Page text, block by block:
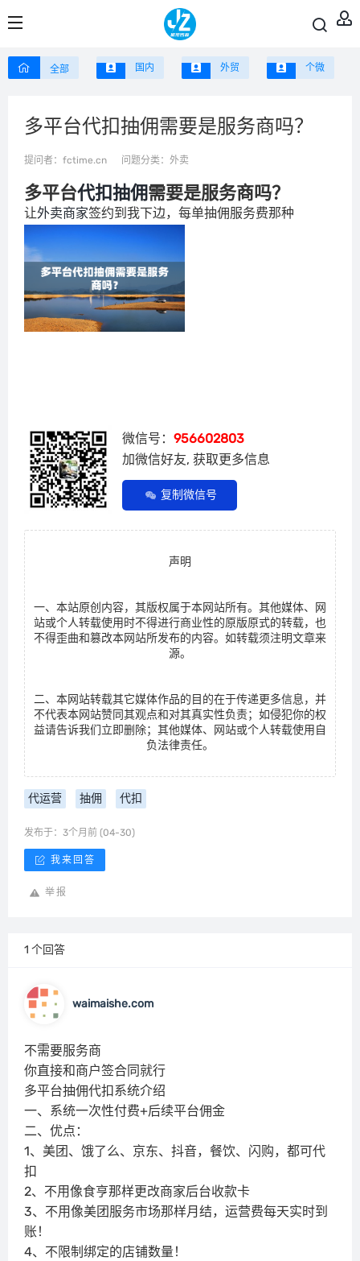
全部 国内 外贸 个微
多平台代扣抽佣需要是服务商吗？
提问者： fctime.cn 问题分类： 外卖
多平台代扣抽佣需要是服务商吗？
让外卖商家签约到我下边，每单抽佣服务费那种
微信号： 956602803
加微信好友, 获取更多信息
复制微信号
声明
一、本站原创内容，其版权属于本网站所有。其他媒体、网
站或个人转载使用时不得进行商业性的原版原式的转载，也
不得歪曲和篡改本网站所发布的内容。如转载须注明文章来
源。
二、本网站转载其它媒体作品的目的在于传递更多信息，并
不代表本网站赞同其观点和对其真实性负责；如侵犯你的权
益请告诉我们立即删除；其他媒体、网站或个人转载使用自
负法律责任。
代运营 抽佣 代扣
发布于：3个月前 (04-30)
我来回答
举报
1 个回答
waimaishe.com
不需要服务商
你直接和商户签合同就行
多平台抽佣代扣系统介绍
一、系统一次性付费+后续平台佣金
二、优点：
1、美团、饿了么、京东、抖音，餐饮、闪购，都可代
扣
2、不用像食亨那样更改商家后台收款卡
3、不用像美团服务市场那样月结，运营费每天实时到
账！
4、不限制绑定的店铺数量！